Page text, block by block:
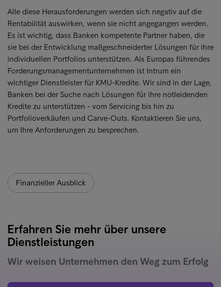
Alle diese Herausforderungen werden sich negativ auf die
Rentabilität auswirken, wenn sie nicht angegangen werden.
Es ist wichtig, dass Banken kompetente Partner haben, die
sie bei der Entwicklung maßgeschneiderter Lösungen für ihre
individuellen Portfolios unterstützen. Als Europas führendes
Forderungsmanagementunternehmen ist Intrum ein
wichtiger Dienstleister für KMU-Kredite. Wir sind in der Lage,
Banken bei der Suche nach Lösungen für ihre notleidenden
Kredite zu unterstützen - vom Servicing bis hin zu
Portfolioverkäufen und Carve-Outs. Kontaktieren Sie uns,
um Ihre Anforderungen zu besprechen.
Finanzieller Ausblick
Erfahren Sie mehr über unsere
Dienstleistungen
Wir weisen Unternehmen den Weg zum Erfolg